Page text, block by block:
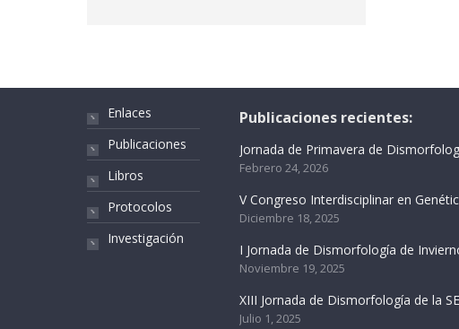
Enlaces
Publicaciones
Libros
Protocolos
Investigación
Publicaciones recientes:
Jornada de Primavera de
Febrero 24, 2026
V Congreso Interdisciplinar en
Diciembre 18, 2025
I Jornada de Dismorfología de
Noviembre 19, 2025
XIII Jornada de Dismorfología de la
Julio 1, 2025